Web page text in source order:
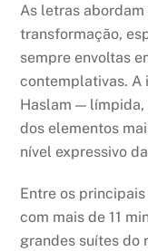
As letras
transformação,
sempre envoltas
contemplativas. A
Haslam —
dos elementos
nível expressivo
Entre os
com mais de 11
grandes suítes do